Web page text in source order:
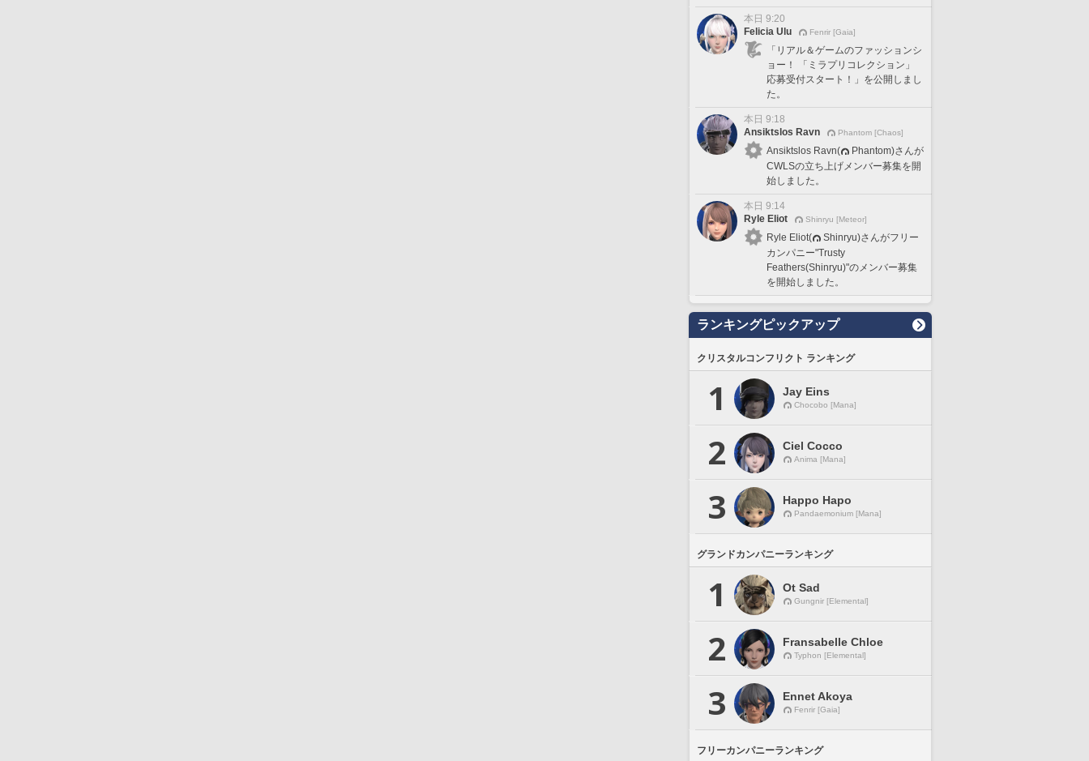
本日 9:20
Felicia Ulu
Fenrir [Gaia]
「リアル＆ゲームのファッションシ
ョー！ 「ミラプリコレクション」
応募受付スタート！」を公開しまし
た。
本日 9:18
Ansiktslos Ravn
Phantom [Chaos]
Ansiktslos Ravn(
Phantom)さんが
CWLSの立ち上げメンバー募集を開
始しました。
本日 9:14
Ryle Eliot
Shinryu [Meteor]
Ryle Eliot(
Shinryu)さんがフリー
カンパニー"Trusty
Feathers(Shinryu)"のメンバー募集
を開始しました。
ランキングピックアップ
クリスタルコンフリクト ランキング
1 Jay Eins
Chocobo [Mana]
2 Ciel Cocco
Anima [Mana]
3 Happo Hapo
Pandaemonium [Mana]
グランドカンパニーランキング
1 Ot Sad
Gungnir [Elemental]
2 Fransabelle Chloe
Typhon [Elemental]
3 Ennet Akoya
Fenrir [Gaia]
フリーカンパニーランキング